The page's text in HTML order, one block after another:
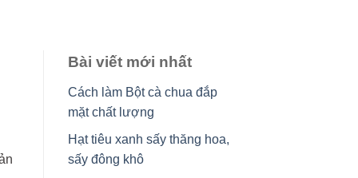
Bài viết mới nhất
Cách làm Bột cà chua đắp
mặt chất lượng
Hạt tiêu xanh sấy thăng hoa,
sấy đông khô